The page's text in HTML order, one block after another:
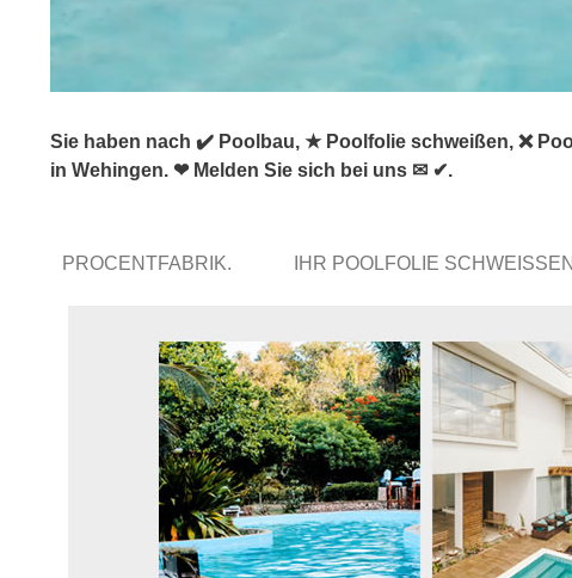
Sie haben nach ✔️ Poolbau, ★ Poolfolie schweißen, ❌
in Wehingen. ❤ Melden Sie sich bei uns ✉ ✔.
PROCENTFABRIK. IHR POOLFOLIE